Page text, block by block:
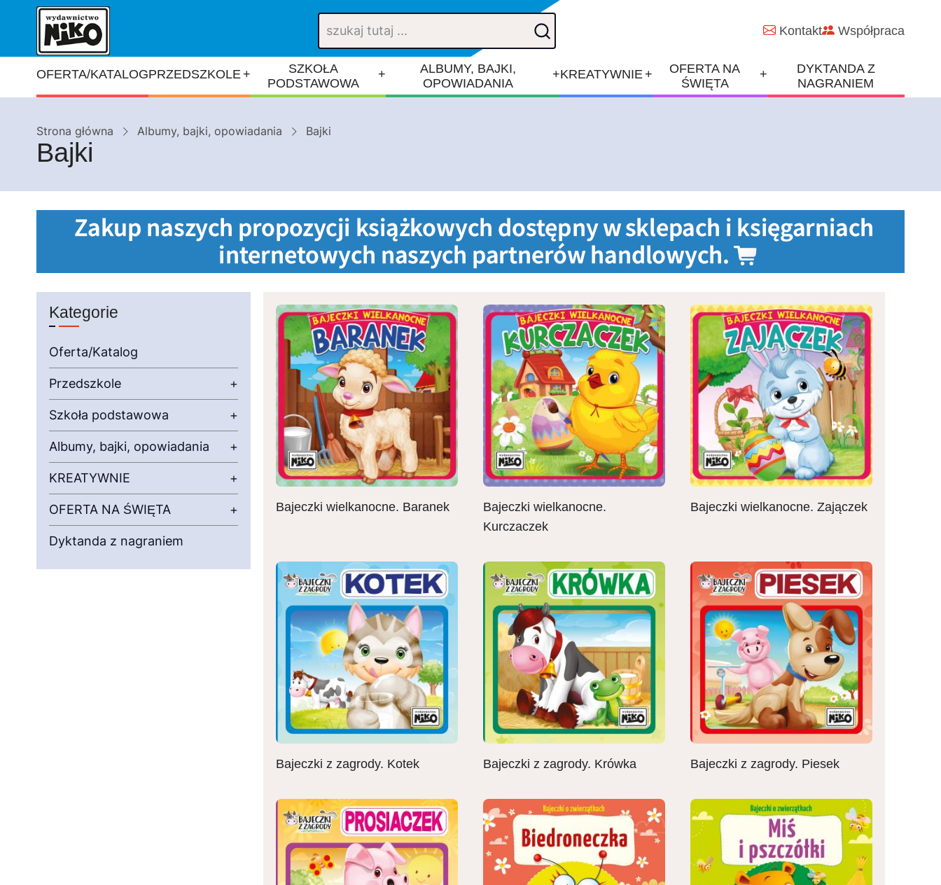
Przejdź
Kontakt Współpraca
Główna
nawigacja
OFERTA/KATALOGPRZEDSZKOLE+
SZKOŁA
PODSTAWOWA
+
ALBUMY, BAJKI,
OPOWIADANIA
+KREATYWNIE+
OFERTA NA
ŚWIĘTA
+
DYKTANDA Z
NAGRANIEM
Ścieżka
nawigacyjna
Strona główna Albumy, bajki, opowiadania Bajki
Bajki
Bajeczki wielkanocne. Baranek
Bajeczki wielkanocne.
Kurczaczek
Bajeczki wielkanocne. Zajączek
Bajeczki z zagrody. Kotek Bajeczki z zagrody. Krówka Bajeczki z zagrody. Piesek
Kategorie
Oferta/Katalog
Przedszkole +
Szkoła podstawowa +
Albumy, bajki, opowiadania +
KREATYWNIE +
OFERTA NA ŚWIĘTA +
Dyktanda z nagraniem